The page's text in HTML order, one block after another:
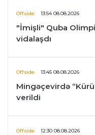
Offside 13:54 08.08.2026
"İmişli" Quba
vidalaşdı
Offside 13:45 08.08.2026
Mingəçevirdə “Kürü
verildi
Offside 12:30 08.08.2026